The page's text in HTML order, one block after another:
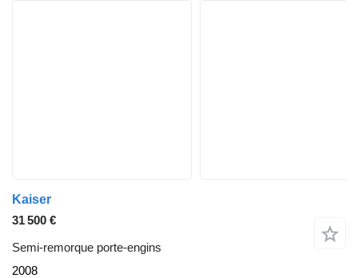
Kaiser
31 500 €
Semi-remorque porte-engins
2008